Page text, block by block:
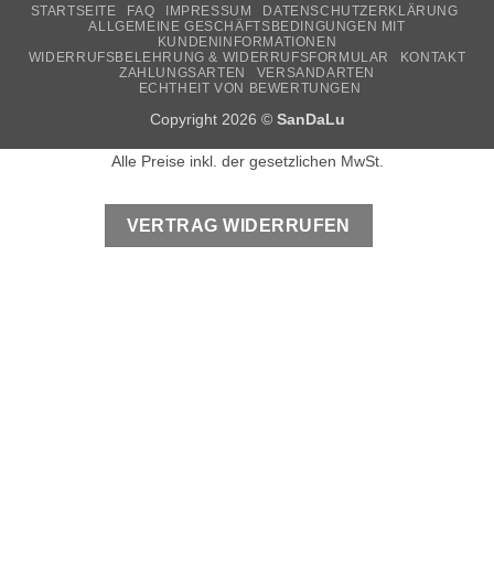
STARTSEITE FAQ IMPRESSUM
DATENSCHUTZERKLÄRUNG
ALLGEMEINE GESCHÄFTSBEDINGUNGEN MIT
KUNDENINFORMATIONEN
WIDERRUFSBELEHRUNG & WIDERRUFSFORMULAR
KONTAKT
ZAHLUNGSARTEN
VERSANDARTEN
ECHTHEIT VON BEWERTUNGEN
Copyright 2026 © SanDaLu
Alle Preise inkl. der gesetzlichen MwSt.
VERTRAG WIDERRUFEN